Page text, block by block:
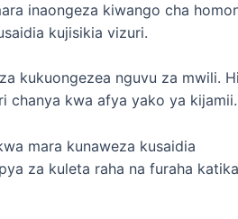
inaongeza kiwango cha
kujisikia vizuri.
kukuongezea nguvu za mwili.
chanya kwa afya yako ya kijamii.
mara kunaweza kusaidia
za kuleta raha na furaha katika